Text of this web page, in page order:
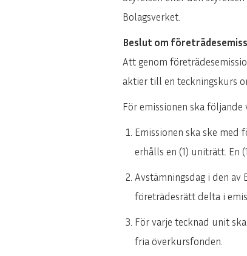
Bolagsverket.
Beslut om
Att genom
aktier till en teckningskurs
För emissionen ska
Emissionen ska ske med
erhålls en (1) uniträtt. En
Avstämningsdag i den
företrädesrätt delta i
För varje tecknad unit
fria överkursfonden.